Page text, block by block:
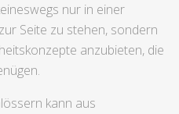
nur in einer
Seite zu stehen, sondern
anzubieten, die
kann aus